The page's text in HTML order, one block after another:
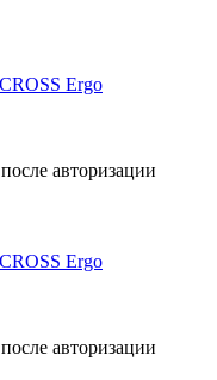
Ergo
авторизации
Ergo
авторизации